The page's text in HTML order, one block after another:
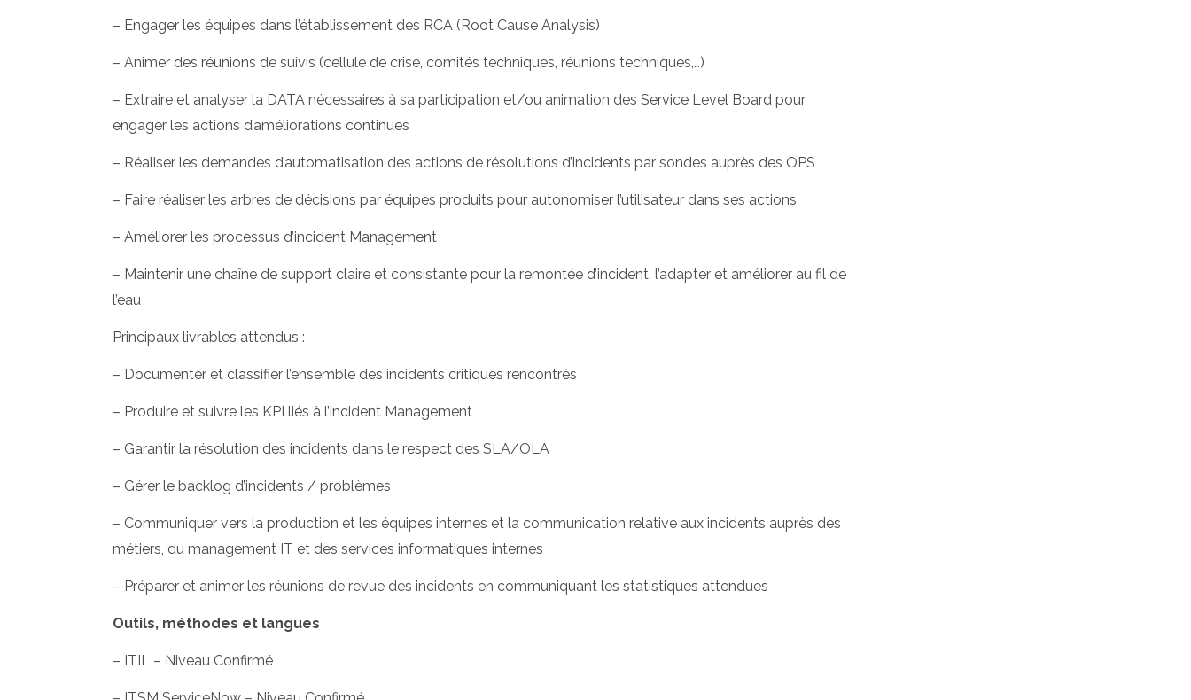
– Engager les équipes dans l’établissement des RCA (Root Cause Analysis)
– Animer des réunions de suivis (cellule de crise, comités techniques, réunions techniques,…)
– Extraire et analyser la DATA nécessaires à sa participation et/ou animation des Service Level Board pour
engager les actions d’améliorations continues
– Réaliser les demandes d’automatisation des actions de résolutions d’incidents par sondes auprès des OPS
– Faire réaliser les arbres de décisions par équipes produits pour autonomiser l’utilisateur dans ses actions
– Améliorer les processus d’incident Management
– Maintenir une chaîne de support claire et consistante pour la remontée d’incident, l’adapter et améliorer au fil de
l’eau
Principaux livrables attendus :
– Documenter et classifier l’ensemble des incidents critiques rencontrés
– Produire et suivre les KPI liés à l’incident Management
– Garantir la résolution des incidents dans le respect des SLA/OLA
– Gérer le backlog d’incidents / problèmes
– Communiquer vers la production et les équipes internes et la communication relative aux incidents auprès des
métiers, du management IT et des services informatiques internes
– Préparer et animer les réunions de revue des incidents en communiquant les statistiques attendues
Outils, méthodes et langues
– ITIL – Niveau Confirmé